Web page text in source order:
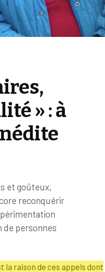
» : à
et goûteux,
reconquérir
de personnes
la raison de ces appels dont